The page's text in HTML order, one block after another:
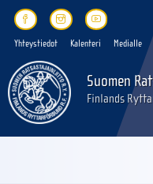
Yhteystiedot Kalenteri Medialle
Suomen
Finlands